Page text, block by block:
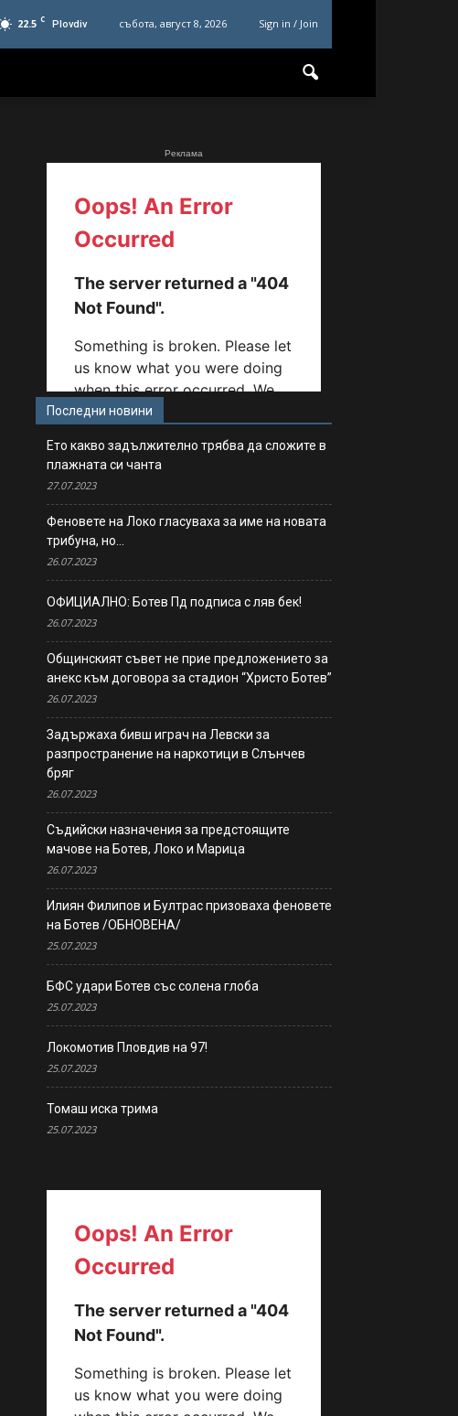
22.5 C Plovdiv събота, август 8, 2026 Sign in / Join
Реклама
Последни новини
Ето какво задължително трябва да сложите в
плажната си чанта
27.07.2023
Феновете на Локо гласуваха за име на новата
трибуна, но…
26.07.2023
ОФИЦИАЛНО: Ботев Пд подписа с ляв бек!
26.07.2023
Общинският съвет не прие предложението за
анекс към договора за стадион “Христо Ботев”
26.07.2023
Задържаха бивш играч на Левски за
разпространение на наркотици в Слънчев
бряг
26.07.2023
Съдийски назначения за предстоящите
мачове на Ботев, Локо и Марица
26.07.2023
Илиян Филипов и Бултрас призоваха феновете
на Ботев /ОБНОВЕНА/
25.07.2023
БФС удари Ботев със солена глоба
25.07.2023
Локомотив Пловдив на 97!
25.07.2023
Томаш иска трима
25.07.2023